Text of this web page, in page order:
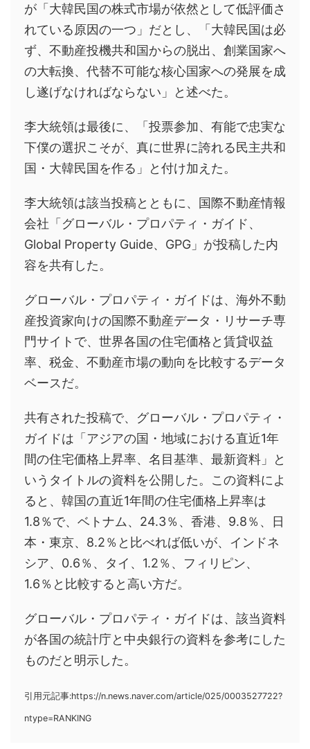
が「大韓民国の株式市場が依然として低評価さ
れている原因の一つ」だとし、「大韓民国は必
ず、不動産投機共和国からの脱出、創業国家へ
の大転換、代替不可能な核心国家への発展を成
し遂げなければならない」と述べた。
李大統領は最後に、「投票参加、有能で忠実な
下僕の選択こそが、真に世界に誇れる民主共和
国・大韓民国を作る」と付け加えた。
李大統領は該当投稿とともに、国際不動産情報
会社「グローバル・プロパティ・ガイド、
Global Property Guide、GPG」が投稿した内
容を共有した。
グローバル・プロパティ・ガイドは、海外不動
産投資家向けの国際不動産データ・リサーチ専
門サイトで、世界各国の住宅価格と賃貸収益
率、税金、不動産市場の動向を比較するデータ
ベースだ。
共有された投稿で、グローバル・プロパティ・
ガイドは「アジアの国・地域における直近1年
間の住宅価格上昇率、名目基準、最新資料」と
いうタイトルの資料を公開した。この資料によ
ると、韓国の直近1年間の住宅価格上昇率は
1.8％で、ベトナム、24.3％、香港、9.8％、日
本・東京、8.2％と比べれば低いが、インドネ
シア、0.6％、タイ、1.2％、フィリピン、
1.6％と比較すると高い方だ。
グローバル・プロパティ・ガイドは、該当資料
が各国の統計庁と中央銀行の資料を参考にした
ものだと明示した。
引用元記事:https://n.news.naver.com/article/025/0003527722?
ntype=RANKING